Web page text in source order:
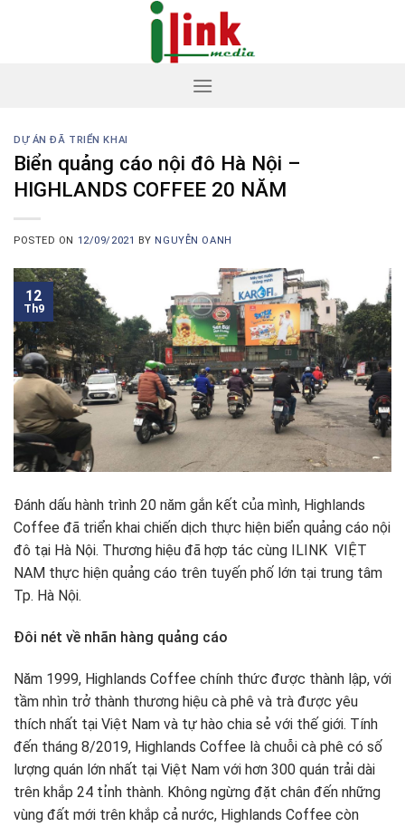
DỰ ÁN ĐÃ TRIỂN KHAI
Biển quảng cáo nội đô Hà Nội –
HIGHLANDS COFFEE 20 NĂM
POSTED ON 12/09/2021 BY NGUYỄN OANH
12
Th9
Đánh dấu hành trình 20 năm gắn kết của mình, Highlands
Coffee đã triển khai chiến dịch thực hiện biển quảng cáo nội
đô tại Hà Nội. Thương hiệu đã hợp tác cùng ILINK VIỆT
NAM thực hiện quảng cáo trên tuyến phố lớn tại trung tâm
Tp. Hà Nội.
Đôi nét về nhãn hàng quảng cáo
Năm 1999, Highlands Coffee chính thức được thành lập, với
tầm nhìn trở thành thương hiệu cà phê và trà được yêu
thích nhất tại Việt Nam và tự hào chia sẻ với thế giới. Tính
đến tháng 8/2019, Highlands Coffee là chuỗi cà phê có số
lượng quán lớn nhất tại Việt Nam với hơn 300 quán trải dài
trên khắp 24 tỉnh thành. Không ngừng đặt chân đến những
vùng đất mới trên khắp cả nước, Highlands Coffee còn